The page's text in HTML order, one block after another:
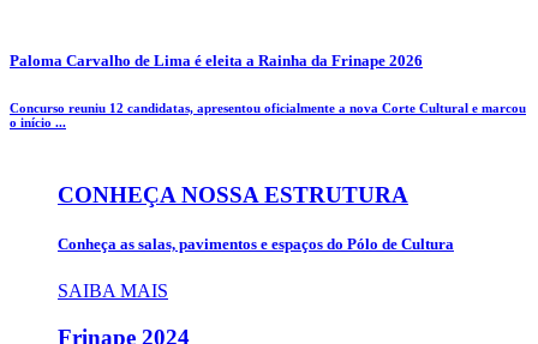
Paloma Carvalho de Lima é eleita a Rainha da Frinape 2026
Concurso reuniu 12 candidatas, apresentou oficialmente a nova Corte Cultural e marcou
o início ...
CONHEÇA NOSSA ESTRUTURA
Conheça as salas, pavimentos e espaços do Pólo de Cultura
SAIBA MAIS
Frinape 2024